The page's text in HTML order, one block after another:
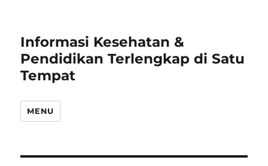
Informasi Kesehatan &
Pendidikan Terlengkap di Satu
Tempat
MENU